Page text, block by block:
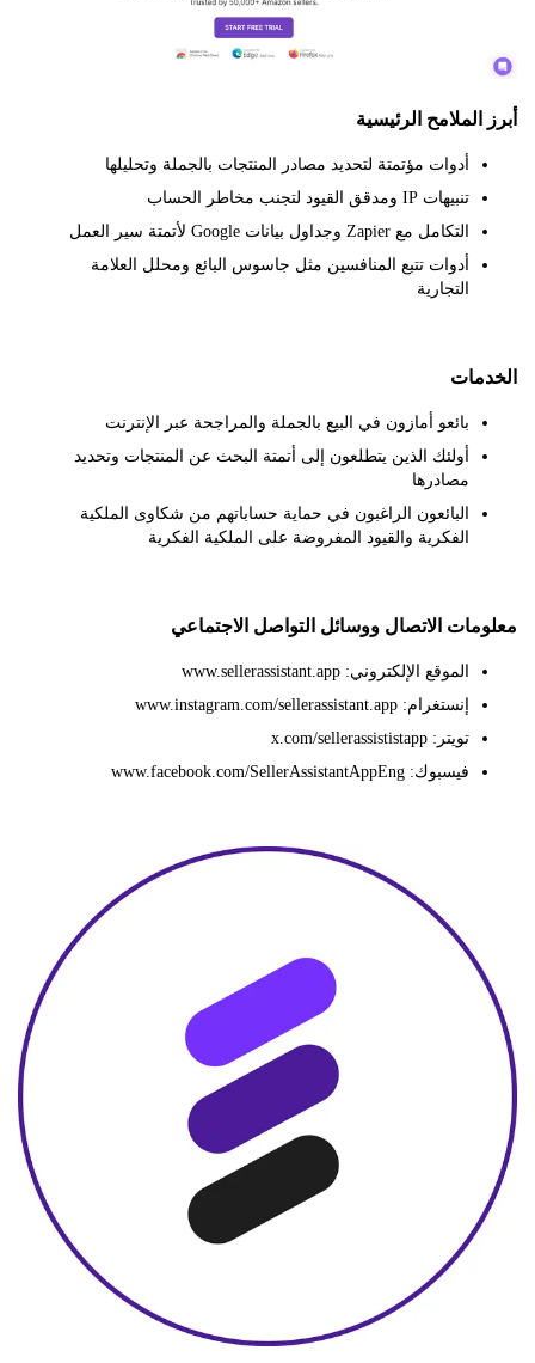
الرئيسية
أدوات مؤتمتة لتحديد مصادر المنتجات بالجملة وتحليلها
تنبيهات IP ومدقق القيود لتجنب مخاطر الحساب
التكامل مع Zapier وجداول بيانات Google لأتمتة سير العمل
أدوات تتبع المنافسين مثل جاسوس البائع ومحلل العلامة
بائعو أمازون في البيع بالجملة والمراجحة عبر الإنترنت
أولئك الذين يتطلعون إلى أتمتة البحث عن المنتجات وتحديد
البائعون الراغبون في حماية حساباتهم من شكاوى الملكية
الفكرية والقيود المفروضة على الملكية الفكرية
الاتصال ووسائل التواصل الاجتماعي
الموقع الإلكتروني: www.sellerassistant.app
إنستغرام: www.instagram.com/sellerassistant.app
تويتر: x.com/sellerassististapp
فيسبوك: www.facebook.com/SellerAssistantAppEng